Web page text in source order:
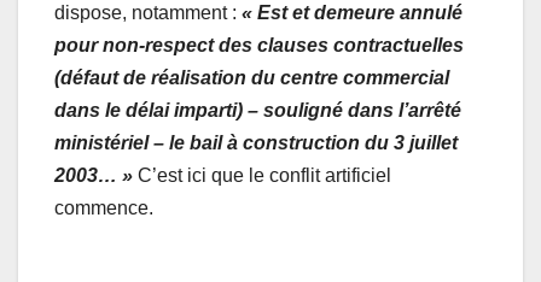
dispose, notamment : « Est et demeure annulé
pour non-respect des clauses contractuelles
(défaut de réalisation du centre commercial
dans le délai imparti) – souligné dans l’arrêté
ministériel – le bail à construction du 3 juillet
2003… » C’est ici que le conflit artificiel
commence.